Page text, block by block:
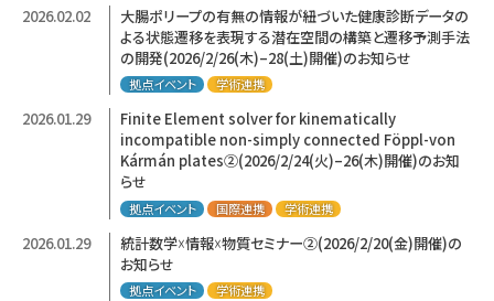
2026.02.02
大腸ポリープの有無の情報が紐づいた健康診断データの
よる状態遷移を表現する潜在空間の構築と遷移予測手法
の開発(2026/2/26(木)–28(土)開催)のお知らせ
拠点イベント 学術連携
2026.01.29
Finite Element solver for kinematically
incompatible non-simply connected Föppl-von
Kármán plates②(2026/2/24(火)–26(木)開催)のお知
らせ
拠点イベント 国際連携 学術連携
2026.01.29
統計数学☓情報☓物質セミナー②(2026/2/20(金)開催)の
お知らせ
拠点イベント 学術連携